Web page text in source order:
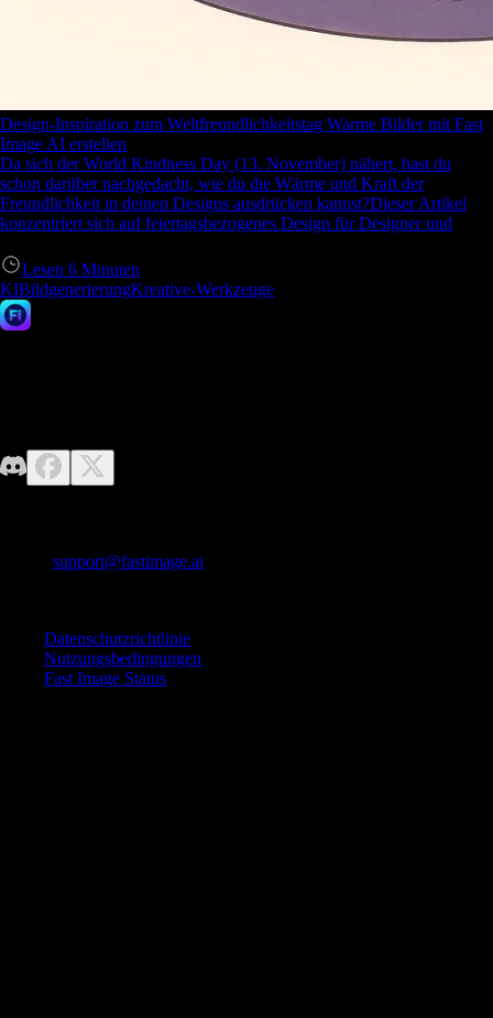
Design-Inspiration zum Weltfreundlichkeitstag Warme Bilder mit Fast
Image AI erstellen
Da sich der World Kindness Day (13. November) nähert, hast du
schon darüber nachgedacht, wie du die Wärme und Kraft der
Freundlichkeit in deinen Designs ausdrücken kannst?Dieser Artikel
konzentriert sich auf feiertagsbezogenes Design für Designer und
Lesen 6 Minuten
KIBildgenerierungKreative-Werkzeuge
support@fastimage.ai
Datenschutzrichtlinie
Nutzungsbedingungen
Fast Image Status